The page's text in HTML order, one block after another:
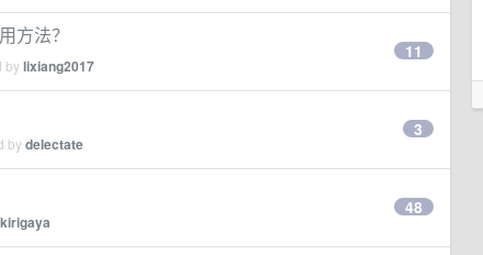
方法？
bylixiang2017
11
bydelectate
3
kirigaya
48